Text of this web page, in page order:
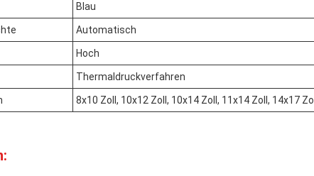
Blau
Automatisch
Hoch
Thermaldruckverfahren
8x10 Zoll, 10x12 Zoll, 10x14 Zoll, 11x14 Zoll, 14x17 Zoll